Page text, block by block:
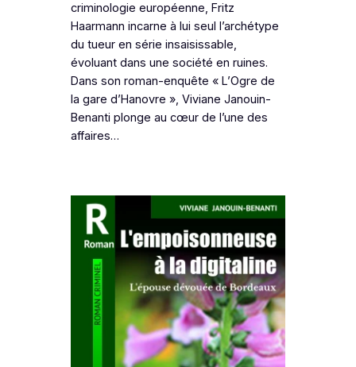
criminologie européenne, Fritz
Haarmann incarne à lui seul l’archétype
du tueur en série insaisissable,
évoluant dans une société en ruines.
Dans son roman-enquête « L’Ogre de
la gare d’Hanovre », Viviane Janouin-
Benanti plonge au cœur de l’une des
affaires…